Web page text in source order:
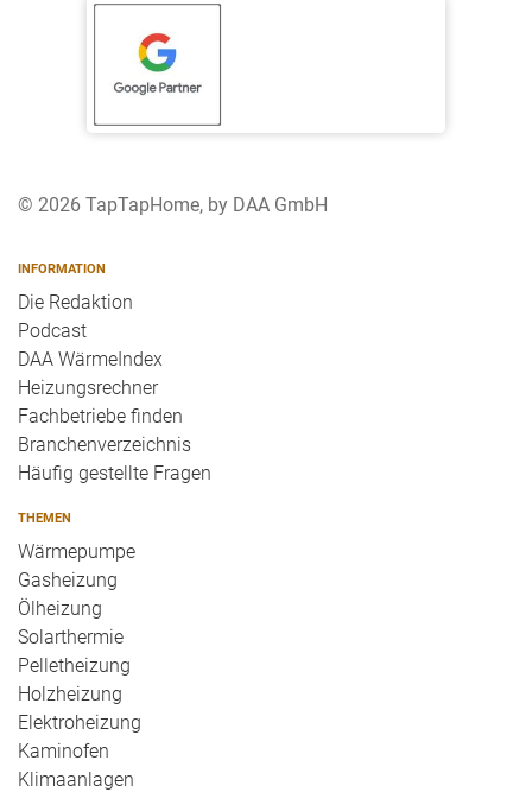
© 2026 TapTapHome, by DAA GmbH
INFORMATION
Die Redaktion
Podcast
DAA WärmeIndex
Heizungsrechner
Fachbetriebe finden
Branchenverzeichnis
Häufig gestellte Fragen
THEMEN
Wärmepumpe
Gasheizung
Ölheizung
Solarthermie
Pelletheizung
Holzheizung
Elektroheizung
Kaminofen
Klimaanlagen